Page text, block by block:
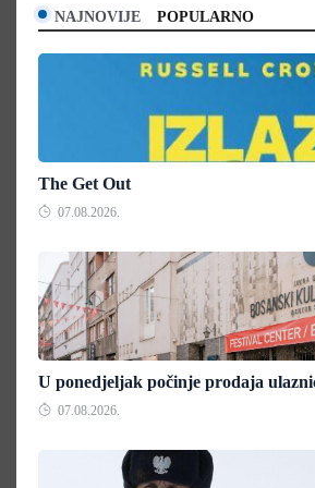
NAJNOVIJE POPULARNO
The Get Out
07.08.2026.
U ponedjeljak počinje prodaja
07.08.2026.